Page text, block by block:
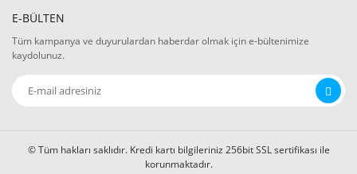
E-BÜLTEN
Tüm kampanya ve duyurulardan haberdar olmak için e-bültenimize
kaydolunuz.
© Tüm hakları saklıdır. Kredi kartı bilgileriniz 256bit SSL sertifikası ile
korunmaktadır.